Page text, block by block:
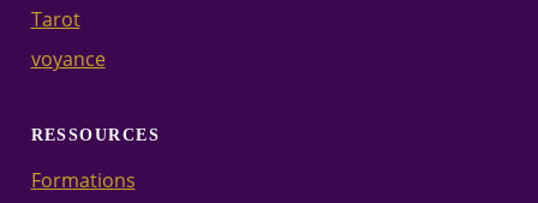
Tarot
voyance
RESSOURCES
Formations